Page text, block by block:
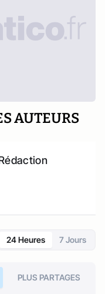
AUTEURS
24 Heures 7 Jours
PLUS PARTAGES